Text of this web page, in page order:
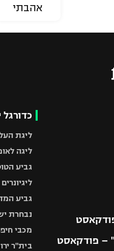
אהבתי
– פודקאסט
ליגת
ליגה
גביע
ליגיונרים
גביע
נבחרת
מכבי
בית"ר